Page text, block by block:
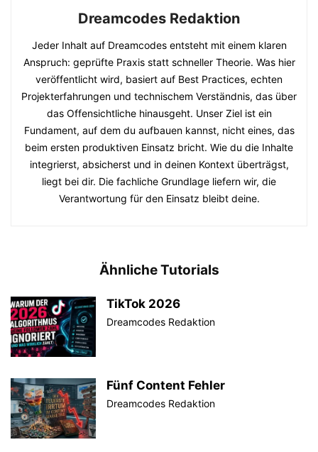
Dreamcodes Redaktion
Jeder Inhalt auf Dreamcodes entsteht mit einem klaren
Anspruch: geprüfte Praxis statt schneller Theorie. Was hier
veröffentlicht wird, basiert auf Best Practices, echten
Projekterfahrungen und technischem Verständnis, das über
das Offensichtliche hinausgeht. Unser Ziel ist ein
Fundament, auf dem du aufbauen kannst, nicht eines, das
beim ersten produktiven Einsatz bricht. Wie du die Inhalte
integrierst, absicherst und in deinen Kontext überträgst,
liegt bei dir. Die fachliche Grundlage liefern wir, die
Verantwortung für den Einsatz bleibt deine.
Ähnliche Tutorials
TikTok 2026
Dreamcodes Redaktion
Fünf Content Fehler
Dreamcodes Redaktion